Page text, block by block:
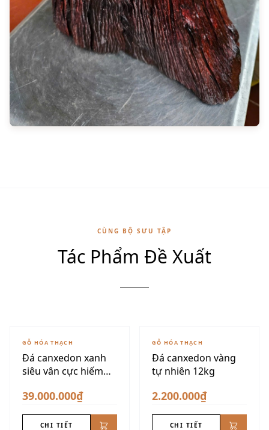
CÙNG BỘ SƯU TẬP
Tác Phẩm Đề Xuất
GỖ HÓA THẠCH
Đá canxedon xanh
siêu vân cực hiếm
39.000.000₫
CHI TIẾT
GỖ HÓA THẠCH
Đá canxedon vàng
tự nhiên 12kg
2.200.000₫
CHI TIẾT